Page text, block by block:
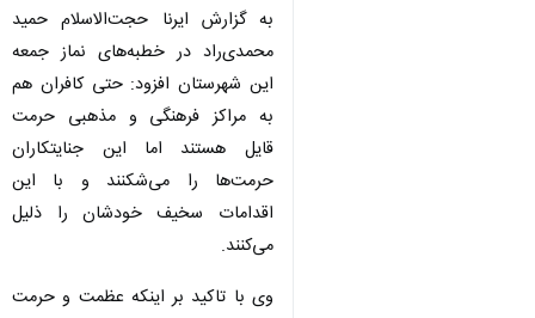
به گزارش ایرنا حجت‌الاسلام حمید
محمدی‌راد در خطبه‌های نماز جمعه
این شهرستان افزود: حتی کافران هم
به مراکز فرهنگی و مذهبی حرمت قایل
هستند اما این جنایتکاران حرمت‌ها را
می‌شکنند و با این اقدامات سخیف
خودشان را ذلیل می‌کنند.
وی با تاکید بر اینکه عظمت و حرمت
این اماکن مقدس شکستنی نیست،